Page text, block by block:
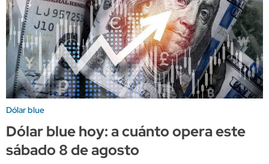
Dólar blue
Dólar blue hoy: a cuánto opera este
sábado 8 de agosto